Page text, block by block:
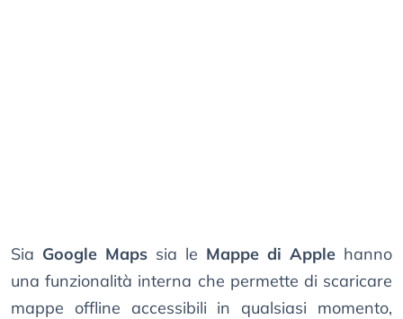
Sia Google Maps sia le Mappe di Apple hanno
una funzionalità interna che permette di scaricare
mappe offline accessibili in qualsiasi momento,